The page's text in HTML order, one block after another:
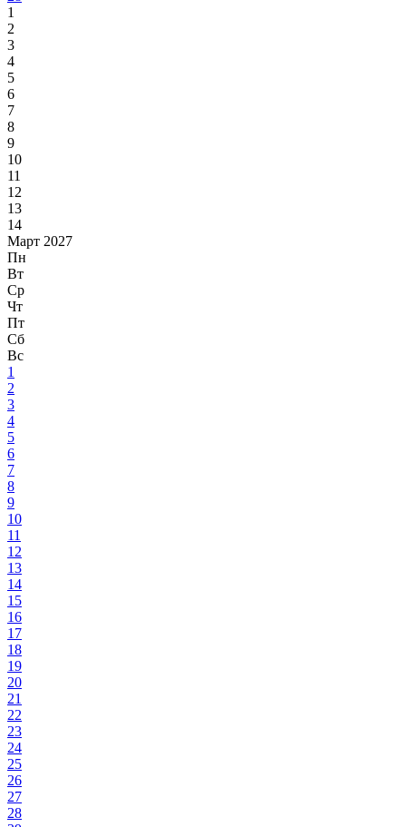
1
2
3
4
5
6
7
8
9
10
11
12
13
14
Март 2027
Пн
Вт
Ср
Чт
Пт
Сб
Вс
1
2
3
4
5
6
7
8
9
10
11
12
13
14
15
16
17
18
19
20
21
22
23
24
25
26
27
28